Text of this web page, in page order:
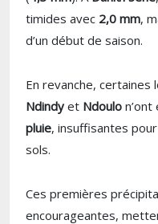
timides avec 2,0 mm,
d’un début de saison.
En revanche, certaines
Ndindy et Ndoulo
pluie, insuffisantes
sols.
Ces premières
encourageantes,